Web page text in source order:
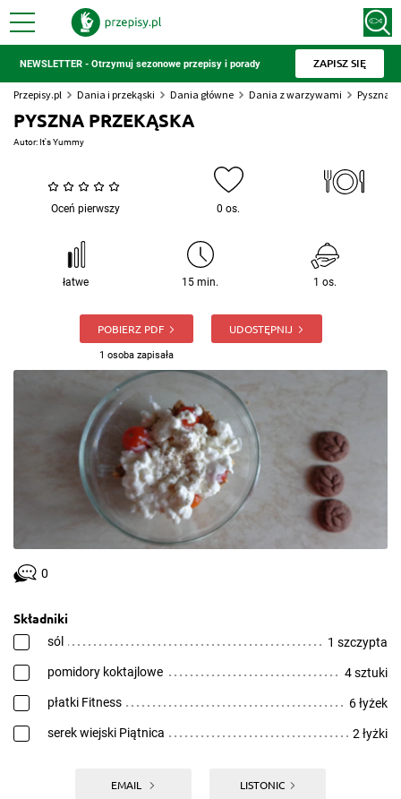
NEWSLETTER - Otrzymuj sezonowe przepisy i porady ZAPISZ SIĘ
Przepisy.pl Dania i przekąski Dania główne Dania z warzywami Pyszna
PYSZNA PRZEKĄSKA
Autor:It's Yummy
Oceń pierwszy 0 os.
łatwe 15 min. 1 os.
POBIERZ PDF
1 osoba zapisała
UDOSTĘPNIJ
0
Składniki
sól 1 szczypta
pomidory koktajlowe 4 sztuki
płatki Fitness 6 łyżek
serek wiejski Piątnica 2 łyżki
EMAIL LISTONIC